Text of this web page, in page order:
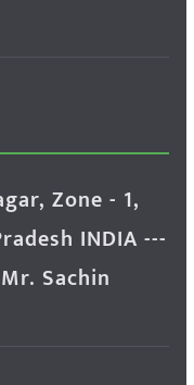
Zone - 1,
INDIA ---
Sachin